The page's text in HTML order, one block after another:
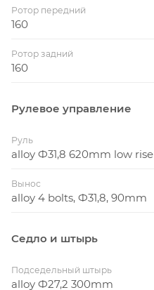
Ротор передний
160
Ротор задний
160
Рулевое управление
Руль
alloy Ф31,8 620mm low rise
Вынос
alloy 4 bolts, Ф31,8, 90mm
Седло и штырь
Подседельный штырь
alloy Ф27,2 300mm